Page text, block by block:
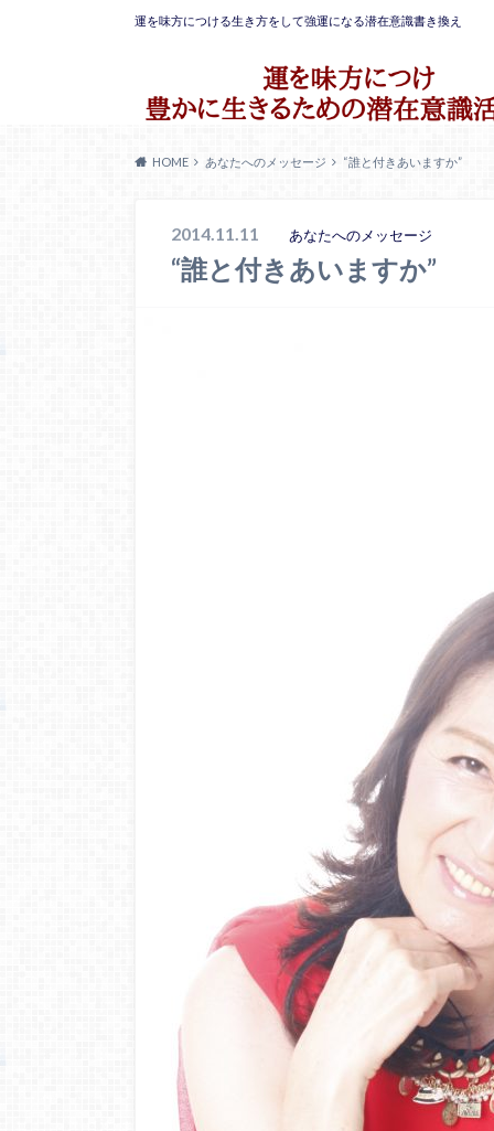
運を味方につける生き方をして強運になる潜在意識書き換え
HOME あなたへのメッセージ “誰と付きあいますか”
2014.11.11 あなたへのメッセージ
“誰と付きあいますか”